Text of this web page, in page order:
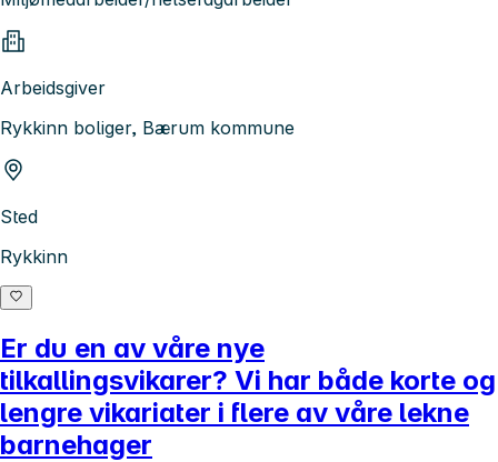
Arbeidsgiver
Rykkinn boliger, Bærum kommune
Sted
Rykkinn
Er du en av våre nye
tilkallingsvikarer? Vi har både korte og
lengre vikariater i flere av våre lekne
barnehager